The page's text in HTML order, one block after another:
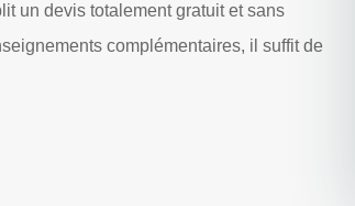
un devis totalement gratuit et sans
complémentaires, il suffit de